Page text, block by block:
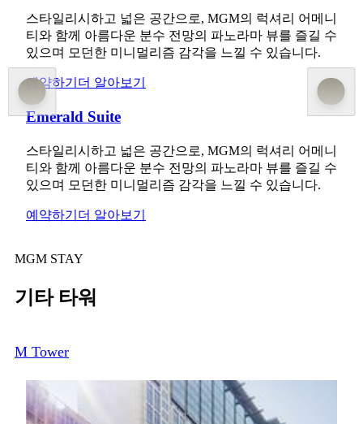
스타일리시하고 넓은 공간으로, MGM의 럭셔리 어메니
티와 함께 아름다운 분수 전망의 파노라마 뷰를 즐길 수
있으며 모던한 미니멀리즘 감각을 느낄 수 있습니다.
예약하기 더 알아보기
Emerald Suite
스타일리시하고 넓은 공간으로, MGM의 럭셔리 어메니
티와 함께 아름다운 분수 전망의 파노라마 뷰를 즐길 수
있으며 모던한 미니멀리즘 감각을 느낄 수 있습니다.
예약하기 더 알아보기
MGM STAY
기타 타워
M Tower
시설